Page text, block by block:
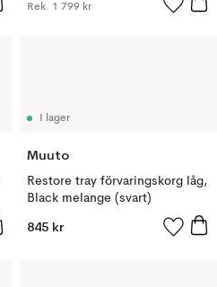
Rek. 1 799 kr
I lager
Muuto
Restore tray förvaringskorg låg,
Black melange (svart)
845 kr